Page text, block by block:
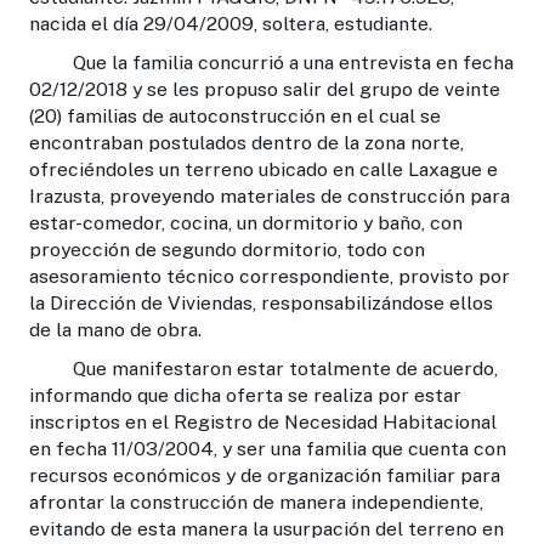
nacida el día 29/04/2009, soltera, estudiante.
Que la familia concurrió a una entrevista en fecha
02/12/2018 y se les propuso salir del grupo de veinte
(20) familias de autoconstrucción en el cual se
encontraban postulados dentro de la zona norte,
ofreciéndoles un terreno ubicado en calle Laxague e
Irazusta, proveyendo materiales de construcción para
estar-comedor, cocina, un dormitorio y baño, con
proyección de segundo dormitorio, todo con
asesoramiento técnico correspondiente, provisto por
la Dirección de Viviendas, responsabilizándose ellos
de la mano de obra.
Que manifestaron estar totalmente de acuerdo,
informando que dicha oferta se realiza por estar
inscriptos en el Registro de Necesidad Habitacional
en fecha 11/03/2004, y ser una familia que cuenta con
recursos económicos y de organización familiar para
afrontar la construcción de manera independiente,
evitando de esta manera la usurpación del terreno en